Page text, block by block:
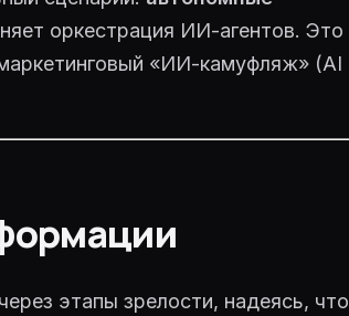
оркестрация ИИ-агентов. Это
«ИИ-камуфляж» (AI
этапы зрелости, надеясь, что